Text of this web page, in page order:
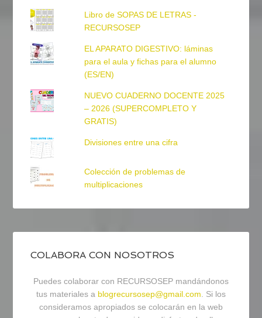
Libro de SOPAS DE LETRAS -
RECURSOSEP
EL APARATO DIGESTIVO: láminas
para el aula y fichas para el alumno
(ES/EN)
NUEVO CUADERNO DOCENTE 2025
– 2026 (SUPERCOMPLETO Y
GRATIS)
Divisiones entre una cifra
Colección de problemas de
multiplicaciones
COLABORA CON NOSOTROS
Puedes colaborar con RECURSOSEP mandándonos
tus materiales a blogrecursosep@gmail.com. Si los
consideramos apropiados se colocarán en la web